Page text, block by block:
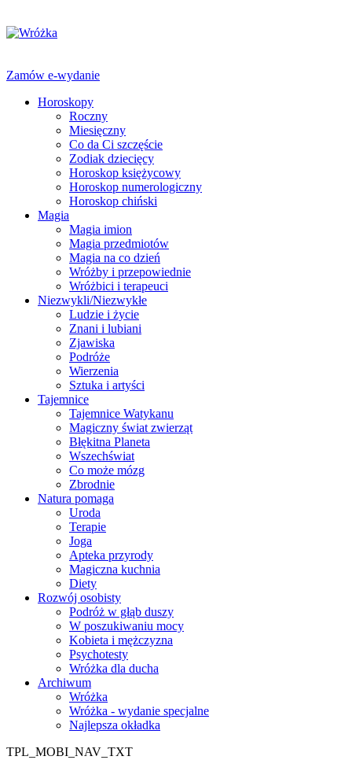
Zamów e-wydanie
Horoskopy
Roczny
Miesięczny
Co da Ci szczęście
Zodiak dziecięcy
Horoskop księżycowy
Horoskop numerologiczny
Horoskop chiński
Magia
Magia imion
Magia przedmiotów
Magia na co dzień
Wróżby i przepowiednie
Wróżbici i terapeuci
Niezwykli/Niezwykłe
Ludzie i życie
Znani i lubiani
Zjawiska
Podróże
Wierzenia
Sztuka i artyści
Tajemnice
Tajemnice Watykanu
Magiczny świat zwierząt
Błękitna Planeta
Wszechświat
Co może mózg
Zbrodnie
Natura pomaga
Uroda
Terapie
Joga
Apteka przyrody
Magiczna kuchnia
Diety
Rozwój osobisty
Podróż w głąb duszy
W poszukiwaniu mocy
Kobieta i mężczyzna
Psychotesty
Wróżka dla ducha
Archiwum
Wróżka
Wróżka - wydanie specjalne
Najlepsza okładka
TPL_MOBI_NAV_TXT